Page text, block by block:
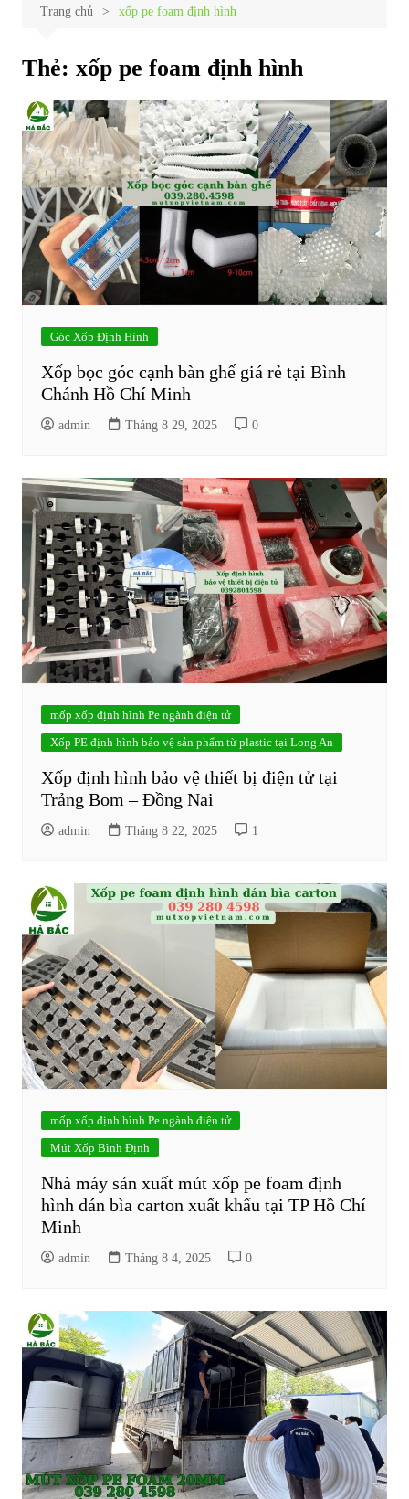
Trang chủ xốp pe foam định hình
Thẻ: xốp pe foam định hình
Góc Xốp Định Hình
Xốp bọc góc cạnh bàn ghế giá rẻ tại Bình
Chánh Hồ Chí Minh
admin Tháng 8 29, 2025 0
mốp xốp định hình Pe ngành điện tử
Xốp PE định hình bảo vệ sản phẩm từ plastic tại Long An
Xốp định hình bảo vệ thiết bị điện tử tại
Trảng Bom – Đồng Nai
admin Tháng 8 22, 2025 1
mốp xốp định hình Pe ngành điện tử
Mút Xốp Bình Định
Nhà máy sản xuất mút xốp pe foam định
hình dán bìa carton xuất khẩu tại TP Hồ Chí
Minh
admin Tháng 8 4, 2025 0